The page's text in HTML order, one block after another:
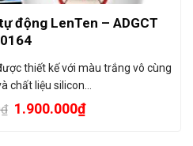
động LenTen – ADGCT
0164
thiết kế với màu trắng vô cùng
chất liệu silicon…
₫ 1.900.000₫